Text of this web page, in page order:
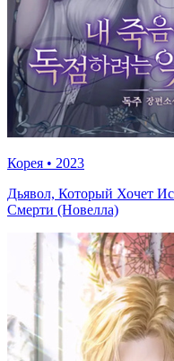
Корея • 2023
Дьявол, Который Хочет
Смерти (Новелла)